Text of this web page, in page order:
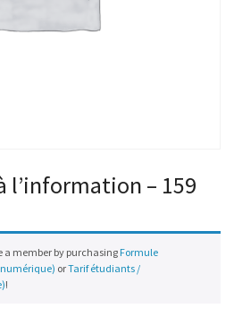
l’information – 159
a member by purchasing Formule
orTarif étudiants /
!